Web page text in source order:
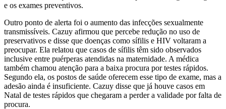
e os exames preventivos.
Outro ponto de alerta foi o aumento das infecções sexualmente
transmissíveis. Cazuy afirmou que percebe redução no uso de
preservativos e disse que doenças como sífilis e HIV voltaram a
preocupar. Ela relatou que casos de sífilis têm sido observados
inclusive entre puérperas atendidas na maternidade. A médica
também chamou atenção para a baixa procura por testes rápidos.
Segundo ela, os postos de saúde oferecem esse tipo de exame, mas a
adesão ainda é insuficiente. Cazuy disse que já houve casos em
Natal de testes rápidos que chegaram a perder a validade por falta de
procura.